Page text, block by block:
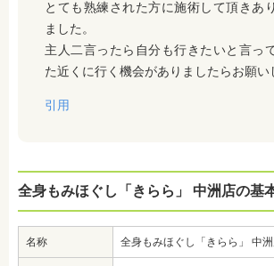
とても熟練された方に施術して頂きあ
ました。
主人二言ったら自分も行きたいと言っ
た近くに行く機会がありましたらお願い
引用
全身もみほぐし「きらら」 中洲店の基
名称 全身もみほぐし「きらら」 中